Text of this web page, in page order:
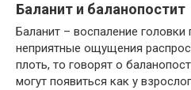
Баланит и баланопостит
Баланит – воспаление головки
неприятные ощущения
плоть, то говорят о
могут появиться как у